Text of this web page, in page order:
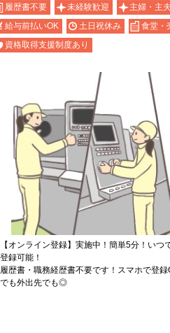
履歴書不要 未経験歓迎 主婦・主
給与前払いOK
土日祝休み 食堂・
資格取得支援制度あり
【オンライン登録】実施中！簡単5分！いつ
登録可能！
履歴書・職務経歴書不要です！スマホで登
でも外出先でも◎